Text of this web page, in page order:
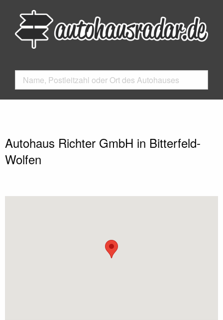
Autohaus Richter GmbH in Bitterfeld-
Wolfen